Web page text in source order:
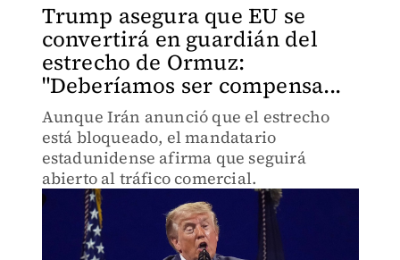
Trump asegura que EU se
convertirá en guardián del
estrecho de Ormuz:
"Deberíamos ser compensa...
Aunque Irán anunció que el estrecho
está bloqueado, el mandatario
estadunidense afirma que seguirá
abierto al tráfico comercial.